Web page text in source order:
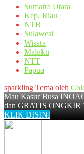
Sumatra Utara
Kep. Riau
NTB
Sulawesi
Wisata
Maluku
NTT
Papua
sparkling Tema oleh
Mau Kasur Busa
dan GRATIS ONGKIR
KLIK DISINI